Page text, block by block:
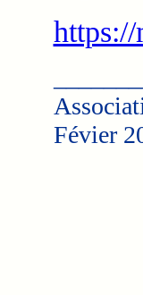
Févier